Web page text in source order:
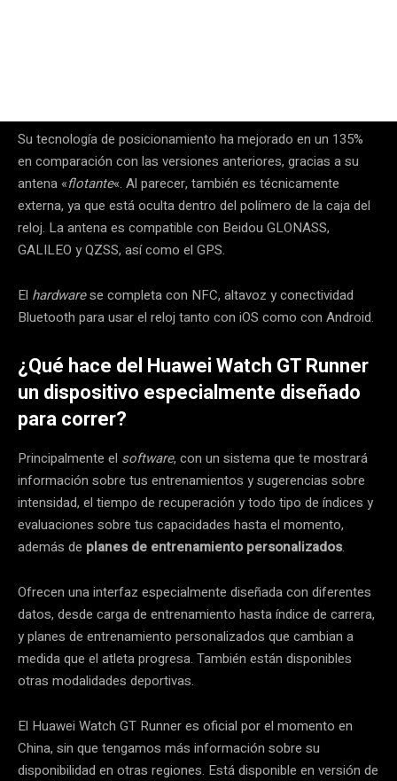
Su tecnología de posicionamiento ha mejorado en un 135%
en comparación con las versiones anteriores, gracias a su
antena «flotante«. Al parecer, también es técnicamente
externa, ya que está oculta dentro del polímero de la caja del
reloj. La antena es compatible con Beidou GLONASS,
GALILEO y QZSS, así como el GPS.
El hardwarese completa con NFC, altavoz y conectividad
Bluetooth para usar el reloj tanto con iOS como con Android.
¿Qué hace del Huawei Watch GT Runner
un dispositivo especialmente diseñado
para correr?
Principalmente el software, con un sistema que te mostrará
información sobre tus entrenamientos y sugerencias sobre
intensidad, el tiempo de recuperación y todo tipo de índices y
evaluaciones sobre tus capacidades hasta el momento,
además de planes de entrenamiento personalizados.
Ofrecen una interfaz especialmente diseñada con diferentes
datos, desde carga de entrenamiento hasta índice de carrera,
y planes de entrenamiento personalizados que cambian a
medida que el atleta progresa. También están disponibles
otras modalidades deportivas.
El Huawei Watch GT Runner es oficial por el momento en
China, sin que tengamos más información sobre su
disponibilidad en otras regiones. Está disponible en versión de